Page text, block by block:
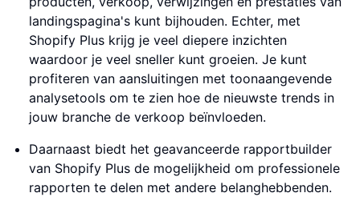
landingspagina's kunt bijhouden. Echter, met
Shopify Plus krijg je veel diepere inzichten
waardoor je veel sneller kunt groeien. Je kunt
profiteren van aansluitingen met toonaangevende
analysetools om te zien hoe de nieuwste trends in
jouw branche de verkoop beïnvloeden.
Daarnaast biedt het geavanceerde rapportbuilder
van Shopify Plus de mogelijkheid om professionele
rapporten te delen met andere belanghebbenden.